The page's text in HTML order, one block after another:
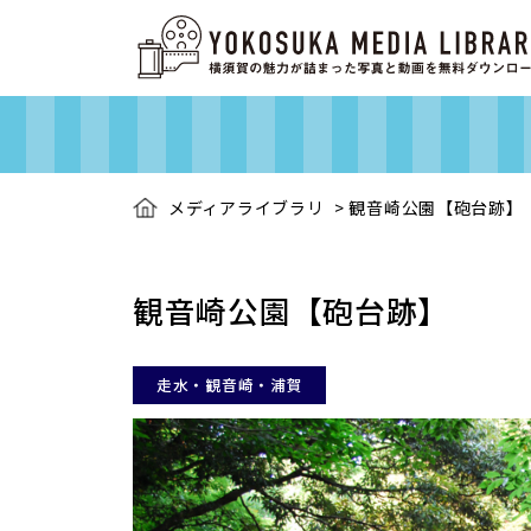
メディアライブラリ >観音崎公園【砲台跡】
観音崎公園【砲台跡】
走水・観音崎・浦賀